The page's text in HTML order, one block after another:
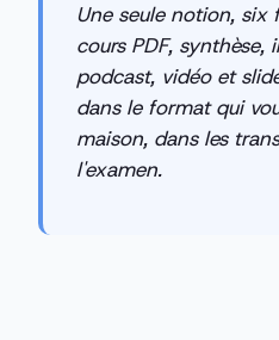
Une seule notion,
cours PDF, synthèse,
podcast, vidéo et
dans le format qui
maison, dans les
l'examen.